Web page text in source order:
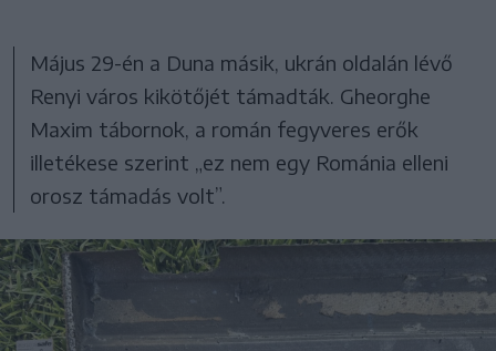
Május 29-én a Duna másik, ukrán oldalán lévő
Renyi város kikötőjét támadták. Gheorghe
Maxim tábornok, a román fegyveres erők
illetékese szerint „ez nem egy Románia elleni
orosz támadás volt”.